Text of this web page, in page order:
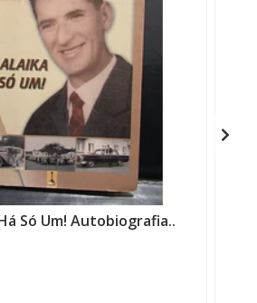
Só Um! Autobiografia..